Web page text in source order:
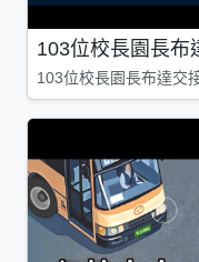
103位校長園長
103位校長園長布達交